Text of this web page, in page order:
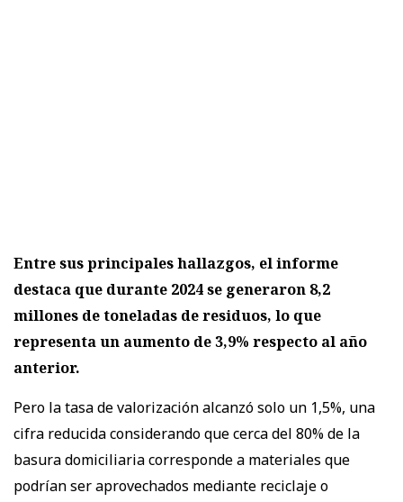
Entre sus principales hallazgos, el informe
destaca que durante 2024 se generaron 8,2
millones de toneladas de residuos, lo que
representa un aumento de 3,9% respecto al año
anterior.
Pero la tasa de valorización alcanzó solo un 1,5%, una
cifra reducida considerando que cerca del 80% de la
basura domiciliaria corresponde a materiales que
podrían ser aprovechados mediante reciclaje o